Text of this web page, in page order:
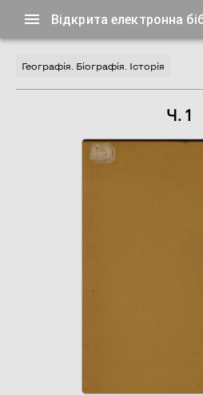
Відкрита електронна
Географія. Біографія. Історія
Ч. 1